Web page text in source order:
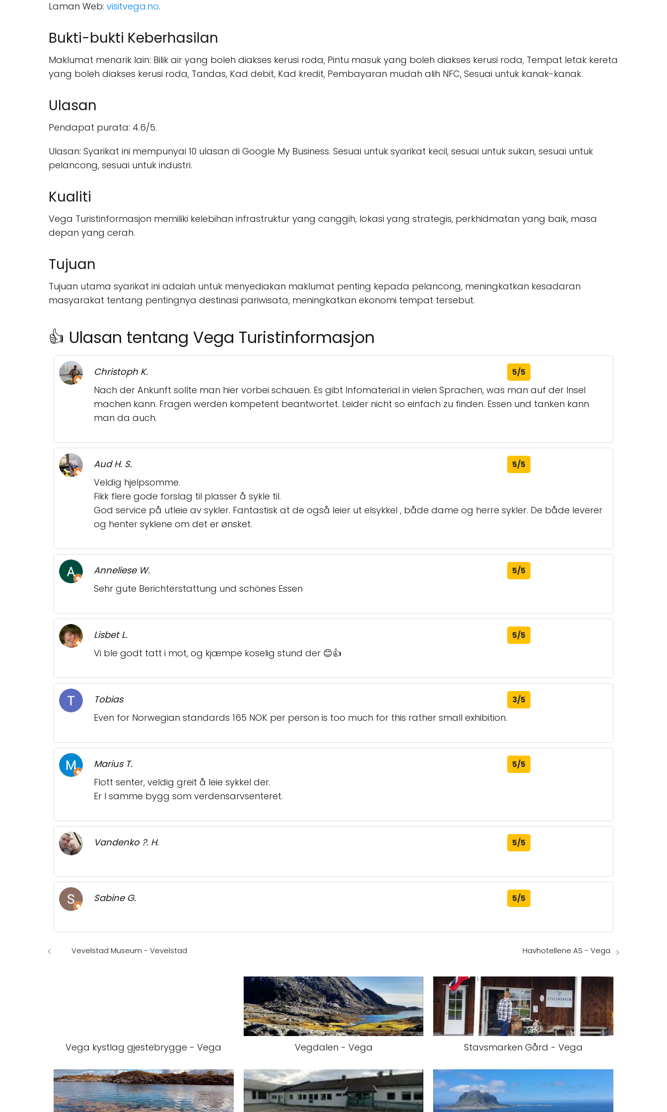
Laman Web: visitvega.no.
Bukti-bukti Keberhasilan
Maklumat menarik lain: Bilik air yang boleh diakses kerusi roda, Pintu masuk yang boleh diakses kerusi roda, Tempat letak kereta
yang boleh diakses kerusi roda, Tandas, Kad debit, Kad kredit, Pembayaran mudah alih NFC, Sesuai untuk kanak-kanak.
Ulasan
Pendapat purata: 4.6/5.
Ulasan: Syarikat ini mempunyai 10 ulasan di Google My Business. Sesuai untuk syarikat kecil, sesuai untuk sukan, sesuai untuk
pelancong, sesuai untuk industri.
Kualiti
Vega Turistinformasjon memiliki kelebihan infrastruktur yang canggih, lokasi yang strategis, perkhidmatan yang baik, masa
depan yang cerah.
Tujuan
Tujuan utama syarikat ini adalah untuk menyediakan maklumat penting kepada pelancong, meningkatkan kesadaran
masyarakat tentang pentingnya destinasi pariwisata, meningkatkan ekonomi tempat tersebut.
👍 Ulasan tentang Vega Turistinformasjon
Christoph K. 5/5
Nach der Ankunft sollte man hier vorbei schauen. Es gibt Infomaterial in vielen Sprachen, was man auf der Insel
machen kann. Fragen werden kompetent beantwortet. Leider nicht so einfach zu finden. Essen und tanken kann
man da auch.
Aud H. S. 5/5
Veldig hjelpsomme.
Fikk flere gode forslag til plasser å sykle til.
God service på utleie av sykler. Fantastisk at de også leier ut elsykkel , både dame og herre sykler. De både leverer
og henter syklene om det er ønsket.
Anneliese W. 5/5
Sehr gute Berichterstattung und schönes Essen
Lisbet L. 5/5
Vi ble godt tatt i mot, og kjæmpe koselig stund der 😊👍
Tobias 3/5
Even for Norwegian standards 165 NOK per person is too much for this rather small exhibition.
Marius T. 5/5
Flott senter, veldig greit å leie sykkel der.
Er I samme bygg som verdensarvsenteret.
Vandenko ?. H. 5/5
Sabine G. 5/5
Vevelstad Museum - Vevelstad Havhotellene AS - Vega
Vega kystlag gjestebrygge - Vega Vegdalen - Vega Stavsmarken Gård - Vega